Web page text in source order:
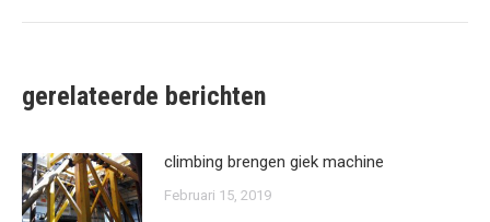
gerelateerde berichten
climbing brengen giek machine
Februari 15, 2019